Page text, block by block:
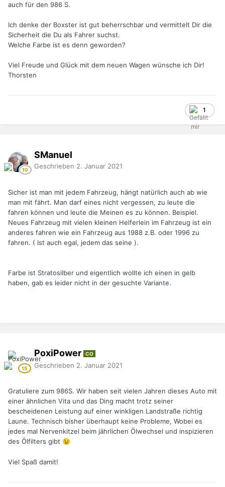
auch für den 986 S.
Ich denke der Boxster ist gut beherrschbar und vermittelt Dir die
Sicherheit die Du als Fahrer suchst.
Welche Farbe ist es denn geworden?
Viel Freude und Glück mit dem neuen Wagen wünsche ich Dir!
Thorsten
1
SManuel
Geschrieben 2. Januar 2021
Sicher ist man mit jedem Fahrzeug, hängt natürlich auch ab wie
man mit fährt. Man darf eines nicht vergessen, zu leute die
fahren können und leute die Meinen es zu können. Beispiel.
Neues Fahrzeug mit vielen kleinen Helferlein im Fahrzeug ist ein
anderes fahren wie ein Fahrzeug aus 1988 z.B. oder 1996 zu
fahren. ( Ist auch egal, jedem das seine ).
Farbe ist Stratosilber und eigentlich wollte ich einen in gelb
haben, gab es leider nicht in der gesuchte Variante.
PoxiPower CO
Geschrieben 2. Januar 2021
Gratuliere zum 986S. Wir haben seit vielen Jahren dieses Auto mit
einer ähnlichen Vita und das Ding macht trotz seiner
bescheidenen Leistung auf einer winkligen Landstraße richtig
Laune. Technisch bisher überhaupt keine Probleme, Wobei es
jedes mal Nervenkitzel beim jährlichen Ölwechsel und inspizieren
des Ölfilters gibt 😉
Viel Spaß damit!